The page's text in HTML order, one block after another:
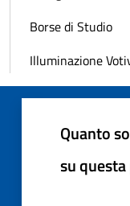
Borse di Studio
Illuminazione
Quanto
su